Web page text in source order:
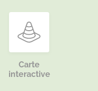
Carte
interactive